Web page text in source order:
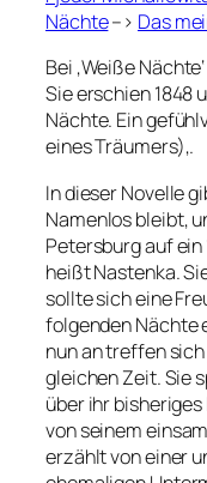
Nächte–> Das
Bei ‚Weiße
Sie erschien 1848
Nächte. Ein
eines Träumers)‚.
In dieser Novelle
Namenlos bleibt,
Petersburg auf
heißt Nastenka.
sollte sich eine
folgenden Nächte
nun an treffen
gleichen Zeit. Sie
über ihr
von seinem
erzählt von einer